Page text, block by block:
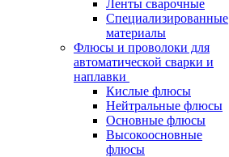
Ленты сварочные
Специализированные
материалы
Флюсы и проволоки для
автоматической сварки и
наплавки
Кислые флюсы
Нейтральные флюсы
Основные флюсы
Высокоосновные
флюсы